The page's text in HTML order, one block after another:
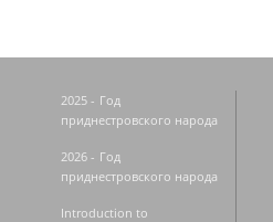
2025 - Год
приднестровского народа
2026 - Год
приднестровского народа
Introduction to